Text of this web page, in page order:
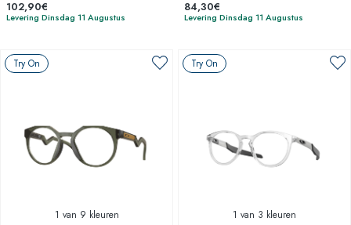
102,90€
Levering Dinsdag 11 Augustus
84,30€
Levering Dinsdag 11 Augustus
Try On
1 van 9 kleuren
Try On
1 van 3 kleuren